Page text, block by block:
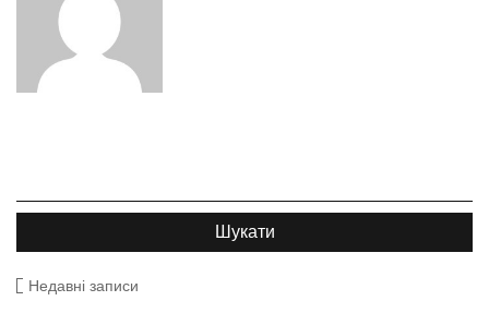
Недавні записи